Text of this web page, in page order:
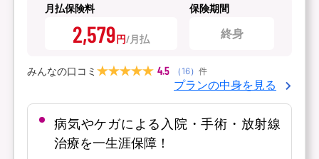
月払保険料
2,579円
保険期間
終身
みんなの口コミ 4.5 （ 16） 件
プランの中身を見る
病気やケガによる入院・手術・放射線
治療を一生涯保障！